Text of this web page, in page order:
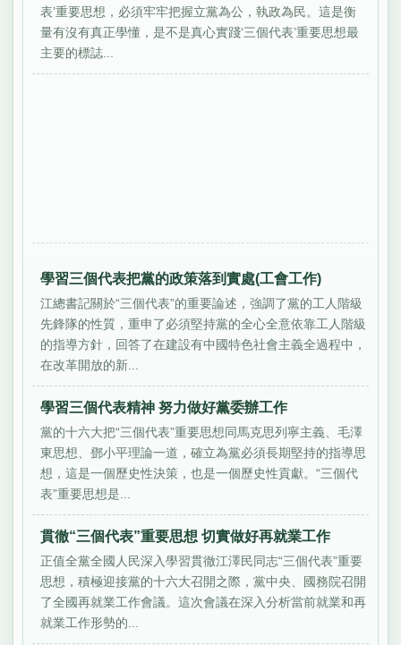
表’重要思想，必須牢牢把握立黨為公，執政為民。這是衡
量有沒有真正學懂，是不是真心實踐‘三個代表’重要思想最
主要的標誌...
學習三個代表把黨的政策落到實處(工會工作)
江總書記關於“三個代表”的重要論述，強調了黨的工人階級
先鋒隊的性質，重申了必須堅持黨的全心全意依靠工人階級
的指導方針，回答了在建設有中國特色社會主義全過程中，
在改革開放的新...
學習三個代表精神 努力做好黨委辦工作
黨的十六大把“三個代表”重要思想同馬克思列寧主義、毛澤
東思想、鄧小平理論一道，確立為黨必須長期堅持的指導思
想，這是一個歷史性決策，也是一個歷史性貢獻。“三個代
表”重要思想是...
貫徹“三個代表”重要思想 切實做好再就業工作
正值全黨全國人民深入學習貫徹江澤民同志“三個代表”重要
思想，積極迎接黨的十六大召開之際，黨中央、國務院召開
了全國再就業工作會議。這次會議在深入分析當前就業和再
就業工作形勢的...